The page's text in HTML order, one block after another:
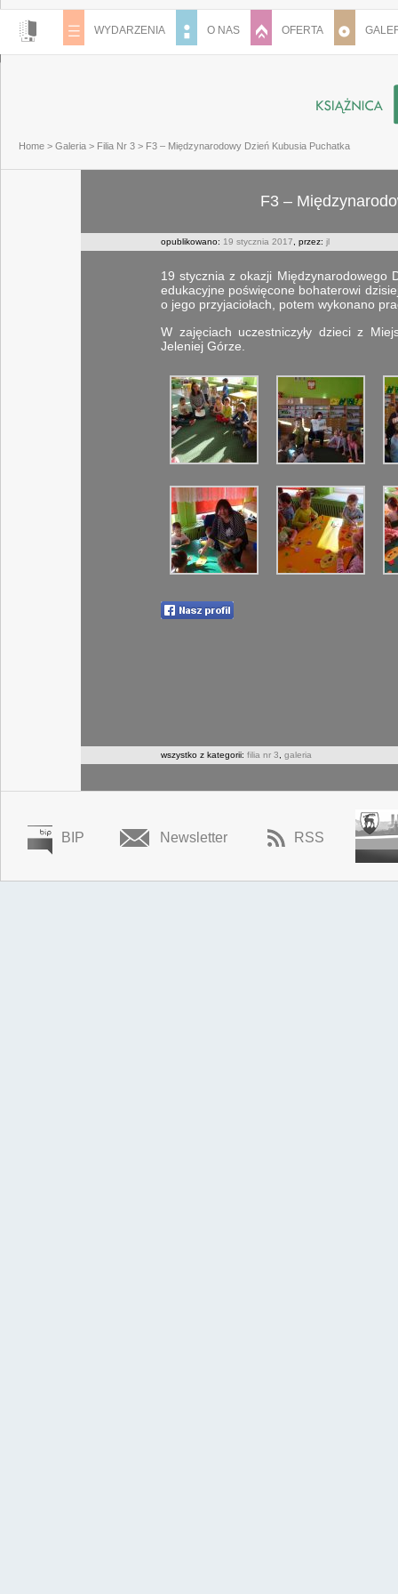
WYDARZENIA O NAS OFERTA
Home > Galeria > Filia Nr 3 > F3 – Międzynarodowy Dzień Kubusia Puchatka
F3 –
opublikowano: 19 stycznia 2017 , przez: jl
19 stycznia z okazji Międzynarodowego
edukacyjne poświęcone bohaterowi
o jego przyjaciołach, potem wykonano
W zajęciach uczestniczyły dzieci z
Jeleniej Górze.
wszystko z kategorii: filia nr 3 galeria
BIP Newsletter RSS